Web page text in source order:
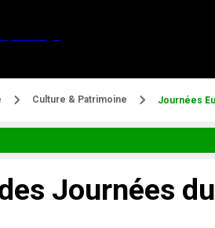
Culture & Patrimoine Journées
Journées